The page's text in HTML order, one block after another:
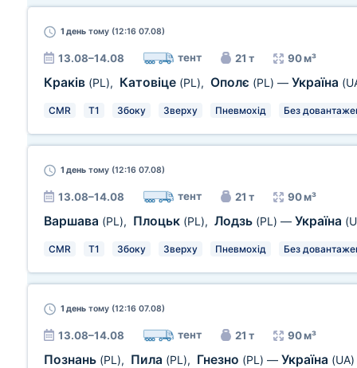
1 день тому (12:16 07.08)
13.08–14.08 тент 21 т 90 м³
Краків (PL), Катовіце (PL), Ополє (PL) — Україна
CMR T1 Збоку Зверху Пневмохід Без
1 день тому (12:16 07.08)
13.08–14.08 тент 21 т 90 м³
Варшава (PL), Плоцьк (PL), Лодзь (PL) — Україна
CMR T1 Збоку Зверху Пневмохід Без
1 день тому (12:16 07.08)
13.08–14.08 тент 21 т 90 м³
Познань (PL), Пила (PL), Гнезно (PL) — Україна (UA)